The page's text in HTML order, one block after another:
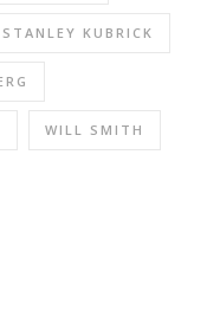
STANLEY KUBRICK
WILL SMITH